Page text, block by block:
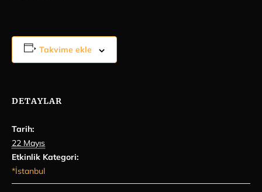
Takvime ekle
DETAYLAR
Tarih:
22 Mayıs
Etkinlik Kategori:
*İstanbul